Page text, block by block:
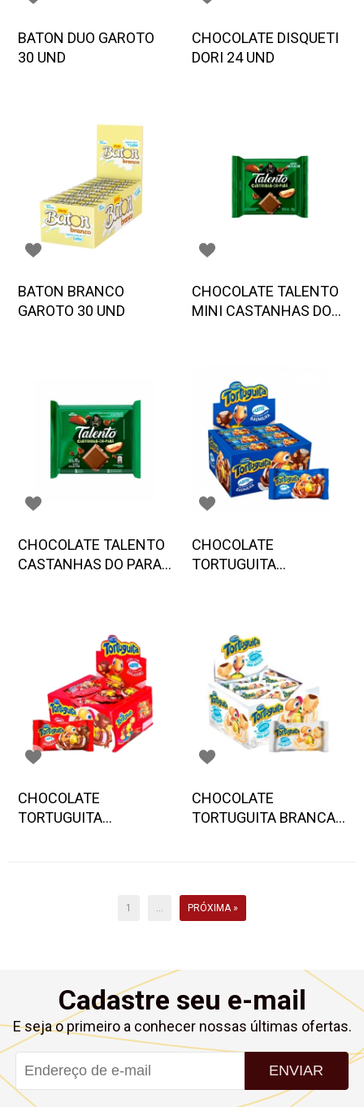
BATON DUO GAROTO
30 UND
CHOCOLATE DISQUETI
DORI 24 UND
BATON BRANCO
GAROTO 30 UND
CHOCOLATE TALENTO
MINI CASTANHAS DO
CHOCOLATE TALENTO
CASTANHAS DO PARA
CHOCOLATE
TORTUGUITA
CHOCOLATE
TORTUGUITA
CHOCOLATE
TORTUGUITA BRANCA
1 ... PRÓXIMA »
Cadastre seu e-mail
E seja o primeiro a conhecer nossas últimas ofertas.
ENVIAR